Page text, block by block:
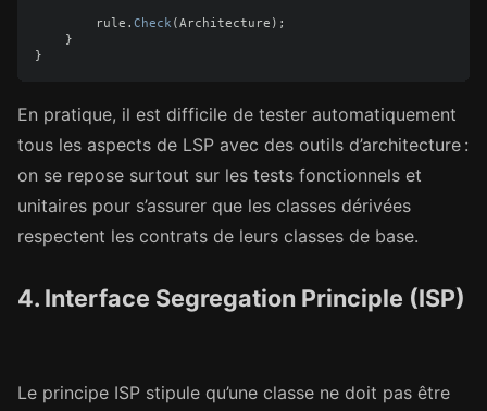
rule . Check ( Architecture );
}
}
En pratique, il est difficile de tester automatiquement
tous les aspects de LSP avec des outils d’architecture :
on se repose surtout sur les tests fonctionnels et
unitaires pour s’assurer que les classes dérivées
respectent les contrats de leurs classes de base.
4. Interface Segregation Principle (ISP)
Le principe ISP stipule qu’une classe ne doit pas être